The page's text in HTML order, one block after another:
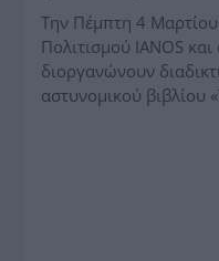
Την Πέμπτη 4
Πολιτισμού IANOS
διοργανώνουν
αστυνομικού βιβλίου